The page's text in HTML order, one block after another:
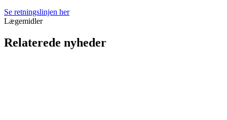
Se retningslinjen her
Lægemidler
Relaterede nyheder